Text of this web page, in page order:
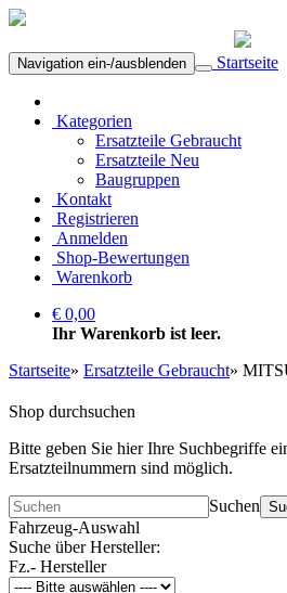
Navigation ein-/ausblenden Startseite
Kategorien
Ersatzteile Gebraucht
Ersatzteile Neu
Baugruppen
Kontakt
Registrieren
Anmelden
Shop-Bewertungen
Warenkorb
€ 0,00
Ihr Warenkorb ist leer.
Startseite» Ersatzteile Gebraucht»
Shop durchsuchen
Bitte geben Sie hier Ihre Suchbegriffe
Ersatzteilnummern sind möglich.
Suchen
Fahrzeug-Auswahl
Suche über Hersteller:
Fz.- Hersteller